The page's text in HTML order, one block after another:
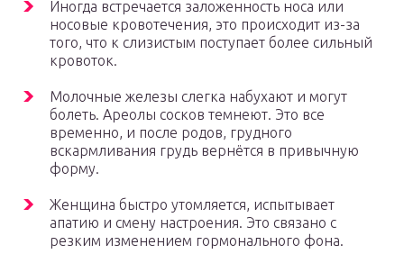
Иногда встречается заложенность носа или
носовые кровотечения, это происходит из-за
того, что к слизистым поступает более сильный
кровоток.
Молочные железы слегка набухают и могут
болеть. Ареолы сосков темнеют. Это все
временно, и после родов, грудного
вскармливания грудь вернётся в привычную
форму.
Женщина быстро утомляется, испытывает
апатию и смену настроения. Это связано с
резким изменением гормонального фона.